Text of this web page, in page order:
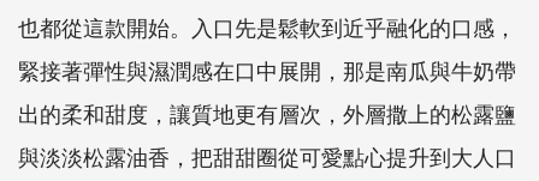
也都從這款開始。入口先是鬆軟到近乎融化的口感，
緊接著彈性與濕潤感在口中展開，那是南瓜與牛奶帶
出的柔和甜度，讓質地更有層次，外層撒上的松露鹽
與淡淡松露油香，把甜甜圈從可愛點心提升到大人口